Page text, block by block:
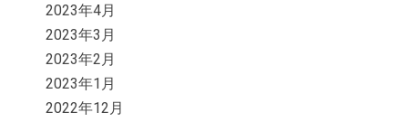
2023年4月
2023年3月
2023年2月
2023年1月
2022年12月